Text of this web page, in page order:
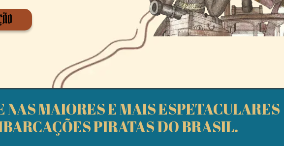
NAS MAIORES E MAIS ESPETACULARES
PIRATAS DO BRASIL.